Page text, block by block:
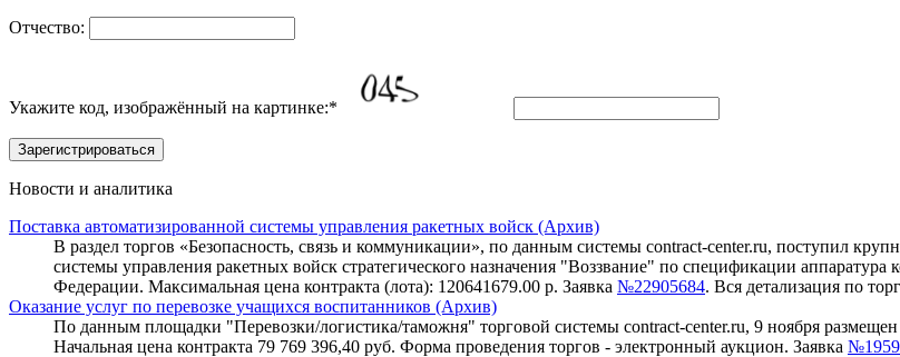
Отчество:
Укажите код, изображённый на картинке:*
Новости и аналитика
Поставка автоматизированной системы управления ракетных войск (Архив)
В раздел торгов «Безопасность, связь и коммуникации», по данным системы contract-center.ru, поступил
системы управления ракетных войск стратегического назначения "Воззвание" по спецификации
Федерации. Максимальная цена контракта (лота): 120641679.00 р. Заявка №22905684. Вся детализация по
Оказание услуг по перевозке учащихся воспитанников (Архив)
По данным площадки "Перевозки/логистика/таможня" торговой системы contract-center.ru, 9 ноября
Начальная цена контракта 79 769 396,40 руб. Форма проведения торгов - электронный аукцион. Заявка